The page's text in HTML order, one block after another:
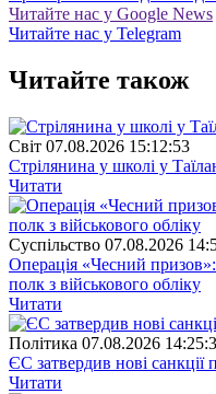
Читайте нас у Google News
Читайте нас у Telegram
Читайте також
Свiт 07.08.2026 15:12:53
Стрілянина у школі у
Читати
Суспiльство 07.08.2026
Операція «Чесний
полк з військового обліку
Читати
Полiтика 07.08.2026
ЄС затвердив нові санкції
Читати